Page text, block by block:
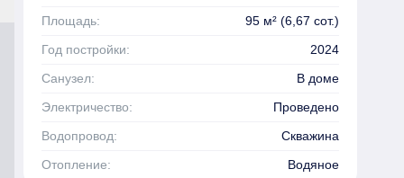
Площадь:
95 м² (6,67 сот.)
Год постройки:
2024
Санузел:
В доме
Электричество:
Проведено
Водопровод:
Скважина
Отопление:
Водяное